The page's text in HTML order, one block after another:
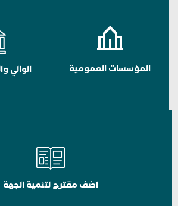
المؤسسات العمومية الوالي
اضف مقترح لتنمية الجهة